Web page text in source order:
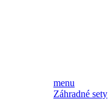
menu
Záhradné sety